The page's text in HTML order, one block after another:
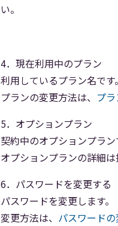
い。
4．現在利用中のプラン
利用しているプラン名です。
プランの変更方法は、 プ
5．オプションプラン
契約中のオプションプラン
オプションプランの詳細
6．パスワードを変更する
パスワードを変更します。
変更方法は、 パスワード